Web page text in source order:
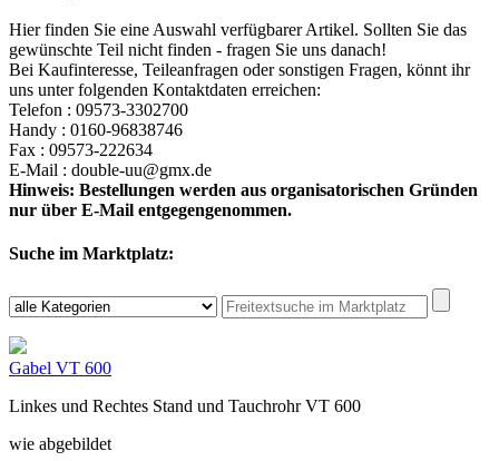
Hier finden Sie eine Auswahl verfügbarer Artikel. Sollten Sie das
gewünschte Teil nicht finden - fragen Sie uns danach!
Bei Kaufinteresse, Teileanfragen oder sonstigen Fragen, könnt ihr
uns unter folgenden Kontaktdaten erreichen:
Telefon : 09573-3302700
Handy : 0160-96838746
Fax : 09573-222634
E-Mail : double-uu@gmx.de
Hinweis: Bestellungen werden aus organisatorischen Gründen
nur über E-Mail entgegengenommen.
Suche im Marktplatz:
Gabel VT 600
Linkes und Rechtes Stand und Tauchrohr VT 600
wie abgebildet